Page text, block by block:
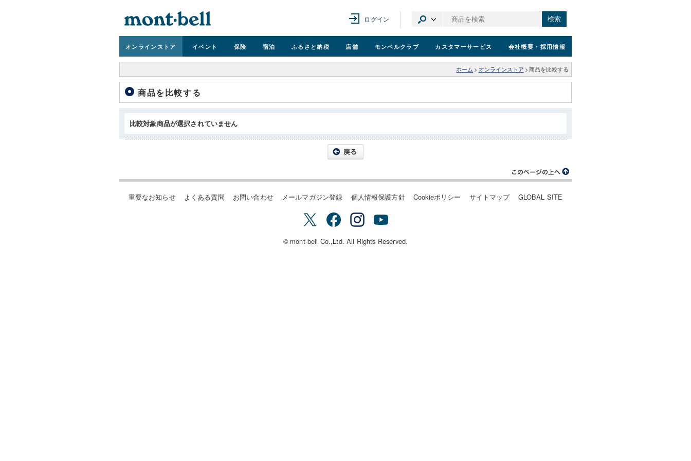
ログイン 検索
オンラインストア イベント 保険 宿泊 ふるさと納税 店舗 モンベルクラブ カスタマーサービス 会社概要 ・採用情報
ホーム > オンラインストア > 商品を比較する
商品を比較する
比較対象商品が選択されていません
重要なお知らせ よくある質問 お問い合わせ メールマガジン登録 個人情報保護方針 Cookieポリシー サイトマップ GLOBAL SITE
© mont-bell Co.,Ltd. All Rights Reserved.